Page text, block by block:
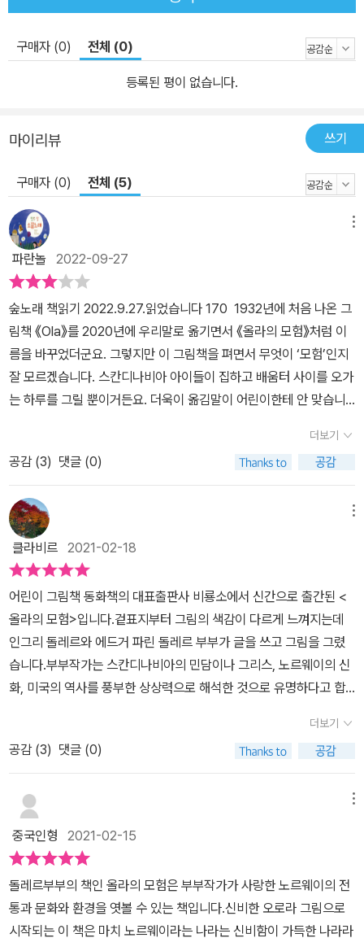
구매자 (0) 전체 (0)
등록된 평이 없습니다.
마이리뷰 쓰기
구매자 (0) 전체 (5)
파란놀 2022-09-27
숲노래 책읽기 2022.9.27.읽었습니다 170 1932년에 처음 나온 그
림책 《Ola》를 2020년에 우리말로 옮기면서 《올라의 모험》처럼 이
름을 바꾸었더군요. 그렇지만 이 그림책을 펴면서 무엇이 ‘모험’인지
잘 모르겠습니다. 스칸디나비아 아이들이 집하고 배움터 사이를 오가
는 하루를 그릴 뿐이거든요. 더욱이 옮김말이 어린이한테 안 맞습니
부드러이 매만질 노릇입니다. 눈나라 아이들이 실컷 뛰놀고 어우러지
고 춤추는 줄거리가 아닌, 배움터에 오글오글 모이는 얼거리로 짠 그
림책에 왜 ‘모험’이란 이름을 붙일까요? 그림결은 틀림없이 눈부시
되, 아이다운 빛이나 놀이다운 숨결이나 눈송이다운 숲바람을 담아내
지 않는다면, 아무래도 그림책이라는 이름이 걸맞지 않다고 느낍니
다.ㅅㄴㄹ《올라의 모험》(인그리 & 애드거 파린 돌레르 글·그림/정영
목 옮김, 비룡소, 2020.12.9.)#IngriDAulaire #EdgarParinDAulai
re #Ola 1932※ 글쓴이숲노래(최종규) : 우리말꽃(국어사전)을 씁니
다. “말꽃 짓는 책숲, 숲노래”라는 이름으로 시골인 전남 고흥에서 서
재도서관·책박물관을 꾸리는 사람. ‘보리 국어사전’ 편집장을 맡았고,
‘이오덕 어른 유고’를 갈무리했습니다. 《쉬운 말이 평화》, 《곁말》,
《곁책》, 《새로 쓰는 비슷한말 꾸러미 사전》, 《새로 쓰는 겹말 꾸러미
사전》, 《새로 쓰는 우리말 꾸러미 사전》, 《책숲마실》, 《우리말 수수
께끼 동시》, 《우리말 동시 사전》, 《우리말 글쓰기 사전》, 《이오덕 마
ove
더보기
공감 (3) 댓글 (0)
클라비르 2021-02-18
어린이 그림책 동화책의 대표출판사 비룡소에서 신간으로 출간된 <
올라의 모험>입니다.겉표지부터 그림의 색감이 다르게 느껴지는데
인그리 돌레르와 에드거 파린 돌레르 부부가 글을 쓰고 그림을 그렸
습니다.부부작가는 스칸디나비아의 민담이나 그리스, 노르웨이의 신
화, 미국의 역사를 풍부한 상상력으로 해석한 것으로 유명하다고 합
전설, 속담에 관련된 그림책을 많이 만들었다고 합니다.영화 <겨울왕
국>의 배경인 노르웨이의 이야기입니다.겉표지 바로 안쪽에 노르웨
이 지도가 재미있게 그려져 있어요.올라가 여행하는 길입니다.머나먼
북쪽 마을에 겨울이 오면,해는 추워서 창백해진 얼굴을 꼭꼭 숨겨요.
지요.오로라는 차가운 불꽃을 일으키며 소리 없이 하늘을 뛰어다니고
요.그 빛들이 하늘 아래, 눈과 얼음으로 뒤덮인 산에 비추어 반짝여요.
마법 같은 빛이 감싼 나라는 마치 엄청나게 길고커다란 은숟가락처럼
보이지요.이곳은 바로 노르웨이랍니다.노르웨이란 나라의 표현을 읽
더보기
공감 (3) 댓글 (0)
중국인형 2021-02-15
돌레르부부의 책인 올라의 모험은 부부작가가 사랑한 노르웨이의 전
통과 문화와 환경을 엿볼 수 있는 책입니다.신비한 오로라 그림으로
시작되는 이 책은 마치 노르웨이라는 나라는 신비함이 가득한 나라라